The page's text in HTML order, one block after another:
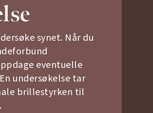
synet. Når du
eventuelle
undersøkelse tar
brillestyrken til